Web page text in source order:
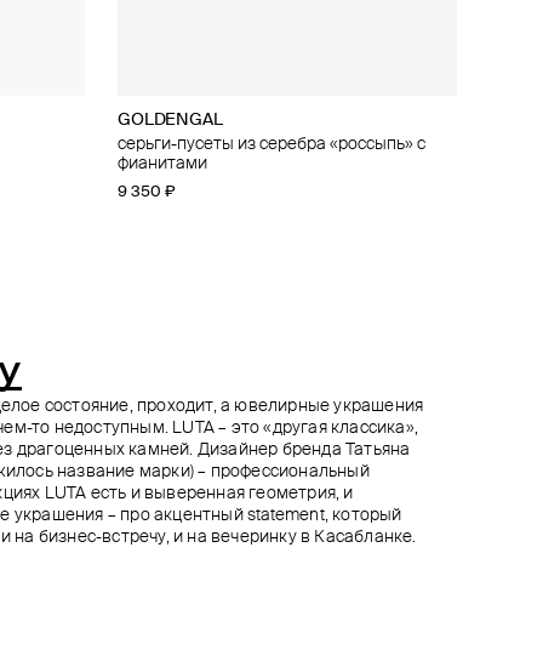
GOLDENGAL
серьги-пусеты из серебра «россыпь» с
фианитами
9 350 ₽
11 Jewellery
серьги pragina silver
8 500 ₽
Jewlia
моносерьга из серебра «зайин» с
бриллиантом и родиевым покрытием, из
коллекции «ленты»
13 000 ₽
Wisteria Gems
серьги в прямоугольной серебряной
оправе из хризопраза
9 000 ₽
состояние, проходит, а ювелирные украшения
то недоступным. LUTA – это «другая классика»,
драгоценных камней. Дизайнер бренда Татьяна
название марки) – профессиональный
LUTA есть и выверенная геометрия, и
украшения – про акцентный statement, который
на бизнес-встречу, и на вечеринку в Касабланке.